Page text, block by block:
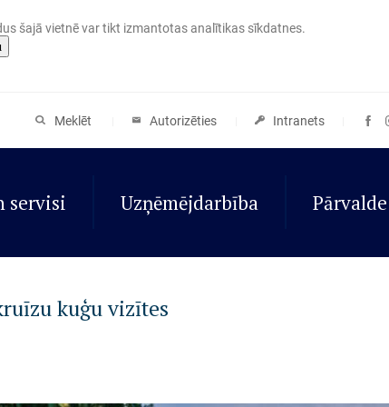
šajā vietnē var tikt izmantotas analītikas sīkdatnes.
Meklēt Autorizēties Intranets
servisi Uzņēmējdarbība Pārvalde
kuģu vizītes
85